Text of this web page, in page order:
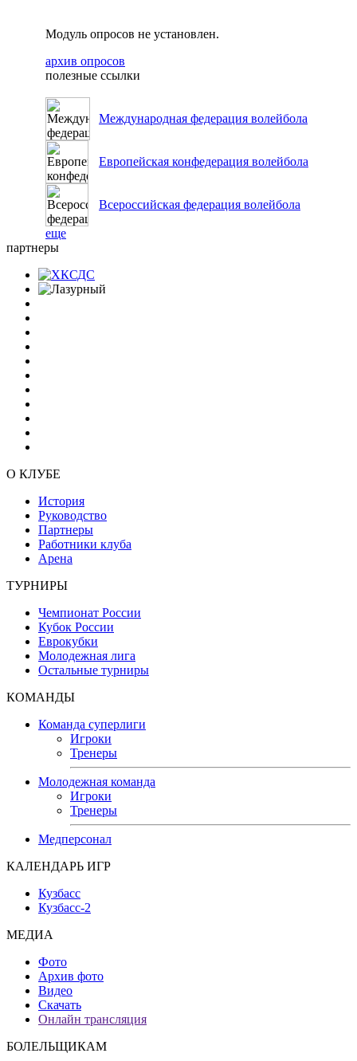
Модуль опросов не установлен.
архив опросов
полезные ссылки
Международная федерация волейбола
Европейская конфедерация волейбола
Всероссийская федерация волейбола
еще
партнеры
О КЛУБЕ
История
Руководство
Партнеры
Работники клуба
Арена
ТУРНИРЫ
Чемпионат России
Кубок России
Еврокубки
Молодежная лига
Остальные турниры
КОМАНДЫ
Команда суперлиги
Игроки
Тренеры
Молодежная команда
Игроки
Тренеры
Медперсонал
КАЛЕНДАРЬ ИГР
Кузбасс
Кузбасс-2
МЕДИА
Фото
Архив фото
Видео
Скачать
Онлайн трансляция
БОЛЕЛЬЩИКАМ